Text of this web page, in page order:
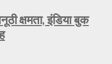
क्षमता, इंडिया बुक